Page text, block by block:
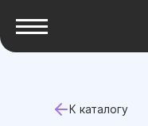
К каталогу